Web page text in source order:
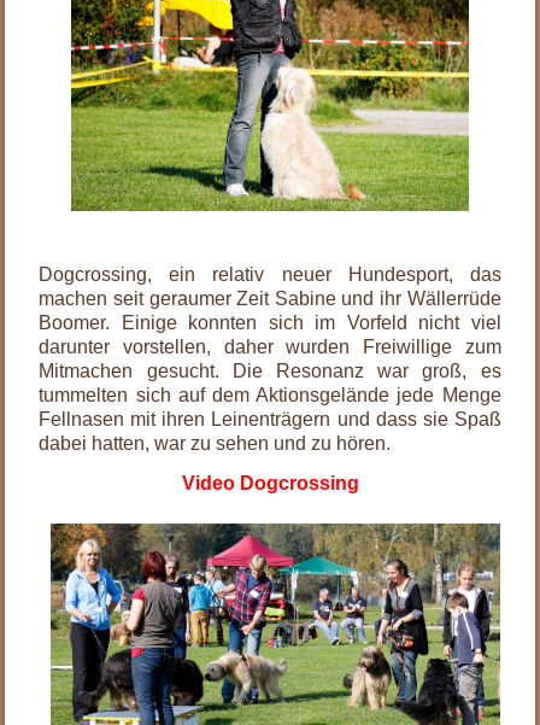
Dogcrossing, ein relativ neuer Hundesport, das
machen seit geraumer Zeit Sabine und ihr Wällerrüde
Boomer. Einige konnten sich im Vorfeld nicht viel
darunter vorstellen, daher wurden Freiwillige zum
Mitmachen gesucht. Die Resonanz war groß, es
tummelten sich auf dem Aktionsgelände jede Menge
Fellnasen mit ihren Leinenträgern und dass sie Spaß
dabei hatten, war zu sehen und zu hören.
Video Dogcrossing